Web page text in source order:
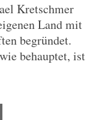
Kretschmer
Land mit
begründet.
behauptet, ist